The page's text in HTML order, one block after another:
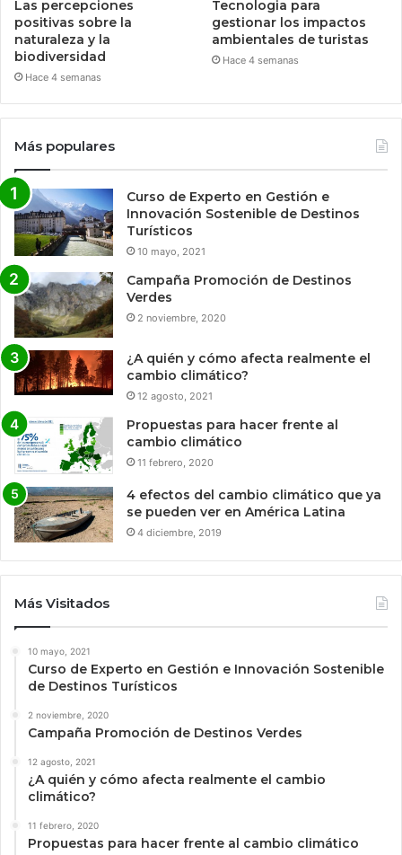
Las percepciones
positivas sobre la
naturaleza y la
biodiversidad
Hace 4 semanas
Tecnologia para
gestionar los impactos
ambientales de turistas
Hace 4 semanas
Más populares
Curso de Experto en Gestión e
Innovación Sostenible de Destinos
Turísticos
10 mayo, 2021
Campaña Promoción de Destinos
Verdes
2 noviembre, 2020
¿A quién y cómo afecta realmente el
cambio climático?
12 agosto, 2021
Propuestas para hacer frente al
cambio climático
11 febrero, 2020
4 efectos del cambio climático que ya
se pueden ver en América Latina
4 diciembre, 2019
Más Visitados
10 mayo, 2021
Curso de Experto en Gestión e Innovación Sostenible
de Destinos Turísticos
2 noviembre, 2020
Campaña Promoción de Destinos Verdes
12 agosto, 2021
¿A quién y cómo afecta realmente el cambio
climático?
11 febrero, 2020
Propuestas para hacer frente al cambio climático